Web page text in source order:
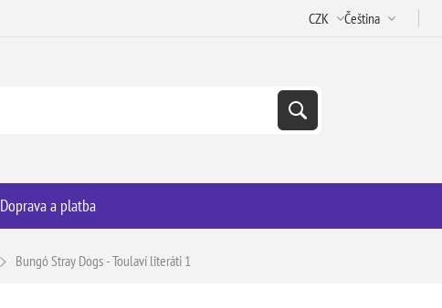
Doprava a platba
Bungó Stray Dogs - Toulaví literáti 1